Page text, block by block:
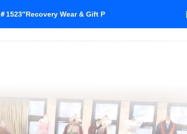
＃1523″Recovery Wear & Gift Purchasing”How